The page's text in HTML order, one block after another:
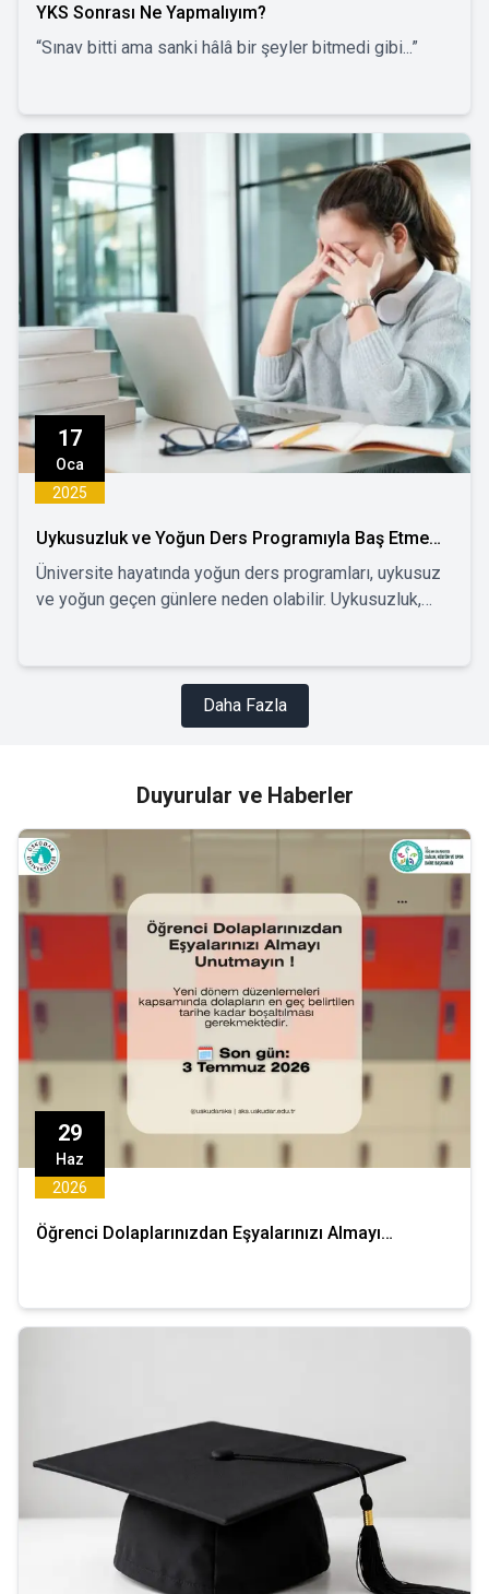
YKS Sonrası Ne Yapmalıyım?
“Sınav bitti ama sanki hâlâ bir şeyler bitmedi gibi...”
17
Oca
2025
Uykusuzluk ve Yoğun Ders Programıyla Baş Etme
Yöntemleri
Üniversite hayatında yoğun ders programları, uykusuz
ve yoğun geçen günlere neden olabilir. Uykusuzluk,
Öyleyse, öğrenciler yoğun ders programıyla baş etmek
için neler yapabilir?
Daha Fazla
Duyurular ve Haberler
29
Haz
2026
Öğrenci Dolaplarınızdan Eşyalarınızı Almayı